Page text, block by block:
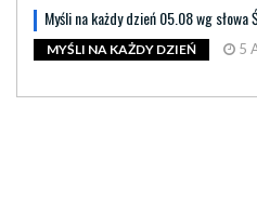
Myśli na każdy dzień 05.08 wg słowa
MYŚLI NA KAŻDY DZIEŃ 5